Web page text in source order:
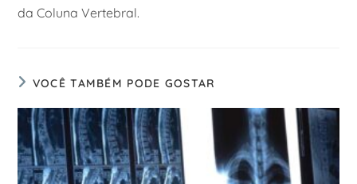
da Coluna Vertebral.
VOCÊ TAMBÉM PODE GOSTAR